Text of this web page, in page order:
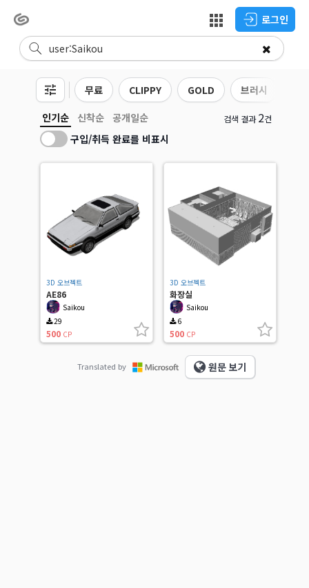
로그인
무료 CLIPPY GOLD 브러시
인기순
신착순
공개일순
구입/취득 완료를 비표시
검색 결과2건
3D 오브젝트
AE86
Saikou
29
500 CP
3D 오브젝트
화장실
Saikou
6
500 CP
Translated by 원문 보기